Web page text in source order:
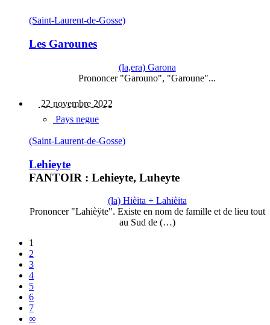
(Saint-Laurent-de-Gosse)
Les Garounes
(la,era) Garona
Prononcer "Garouno", "Garoune"...
22 novembre 2022
Pays negue
(Saint-Laurent-de-Gosse)
Lehieyte
FANTOIR : Lehieyte, Luheyte
(la) Hièita + Lahièita
Prononcer "Lahièÿte". Existe en nom de famille et de lieu tout
au Sud de (…)
1
2
3
4
5
6
7
∞